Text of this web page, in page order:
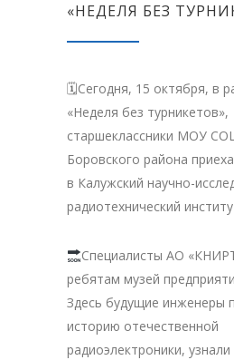
«НЕДЕЛЯ БЕЗ
🗓Сегодня, 15 октября, в
«Неделя без турникетов»,
старшеклассники МОУ
Боровского района
в Калужский научно-
радиотехнический
Специалисты АО
ребятам музей
Здесь будущие инженеры
историю отечественной
радиоэлектроники,